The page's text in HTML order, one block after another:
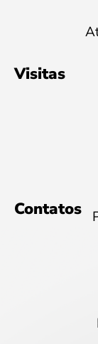
Visitas
Contatos